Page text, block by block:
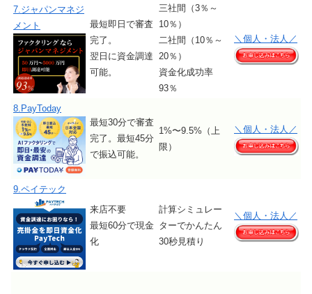
7.ジャパンマネジ
メント
最短即日で審査
完了。
翌日に資金調達
可能。
三社間（3％～
10％）
二社間（10％～
20％）
資金化成功率
93％
＼個人・法人／
8.PayToday
最短30分で審査
完了。最短45分
で振込可能。
1%〜9.5%（上
限）
＼個人・法人／
9.ペイテック
来店不要
最短60分で現金
化
計算シミュレー
ターでかんたん
30秒見積り
＼個人・法人／